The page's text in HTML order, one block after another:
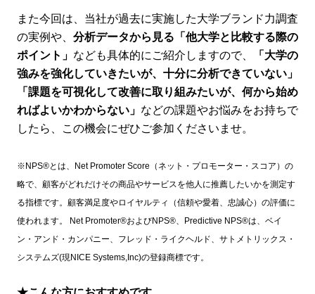
また今回は、当社が過去に実施した大学ブランド力調査
の実例や、 分析データから見る「他大学と比較する際の
ポイント」 なども具体的にご紹介しますので、
「大学の
強みを強化していきたいが、十分に分析できていない」
「課題を可視化して改善に取り組みたいが、何から始め
ればよいかわからない」 などの課題やお悩みをお持ちで
したら、この機会にぜひご参加くださいませ。
※NPS®とは、Net Promoter Score（ネット・プロモーター・スコア）の
略で、顧客がどれだけその商品やサービスを他人に推薦したいかを測定す
る指標です。顧客満足度やロイヤルティ（信頼や愛着、忠誠心）の評価に
使われます。 Net Promoter®およびNPS®、Predictive NPS®は、ベイ
ン・アンド・カンパニー、フレッド・ライクヘルド、サトメトリックス・
システムズ(現NICE Systems,Inc)の登録商標です。